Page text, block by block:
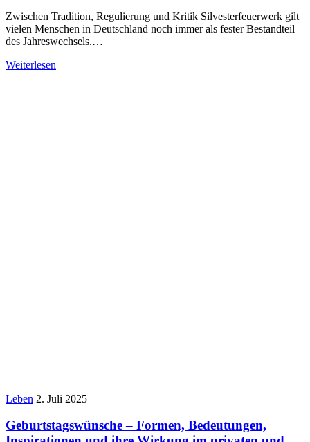
Zwischen Tradition, Regulierung und Kritik Silvesterfeuerwerk gilt
vielen Menschen in Deutschland noch immer als fester Bestandteil
des Jahreswechsels.…
Weiterlesen
Leben 2. Juli 2025
Geburtstagswünsche – Formen, Bedeutungen,